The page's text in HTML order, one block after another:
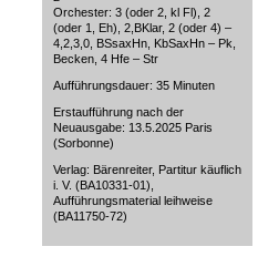
Orchester: 3 (oder 2, kl Fl), 2
(oder 1, Eh), 2,BKlar, 2 (oder 4) –
4,2,3,0, BSsaxHn, KbSaxHn – Pk,
Becken, 4 Hfe – Str
Aufführungsdauer: 35 Minuten
Erstaufführung nach der
Neuausgabe: 13.5.2025 Paris
(Sorbonne)
Verlag: Bärenreiter, Partitur käuflich
i. V. (BA10331-01),
Aufführungsmaterial leihweise
(BA11750-72)